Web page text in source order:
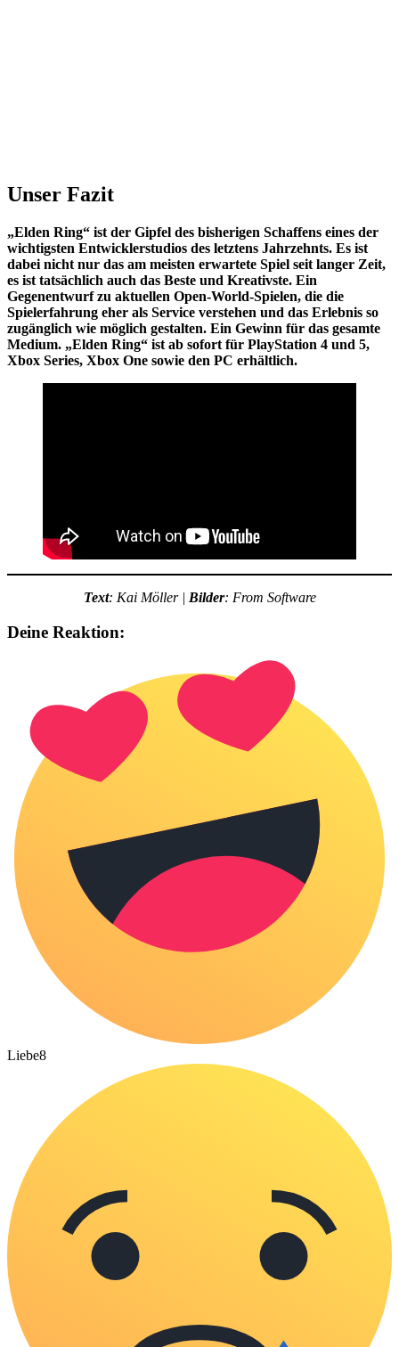
Unser Fazit
„Elden Ring“ ist der Gipfel des bisherigen Schaffens eines der
wichtigsten Entwicklerstudios des letztens Jahrzehnts. Es ist
dabei nicht nur das am meisten erwartete Spiel seit langer Zeit,
es ist tatsächlich auch das Beste und Kreativste. Ein
Gegenentwurf zu aktuellen Open-World-Spielen, die die
Spielerfahrung eher als Service verstehen und das Erlebnis so
zugänglich wie möglich gestalten. Ein Gewinn für das gesamte
Medium. „Elden Ring“ ist ab sofort für PlayStation 4 und 5,
Xbox Series, Xbox One sowie den PC erhältlich.
Text: Kai Möller | Bilder: From Software
Deine Reaktion:
Liebe8